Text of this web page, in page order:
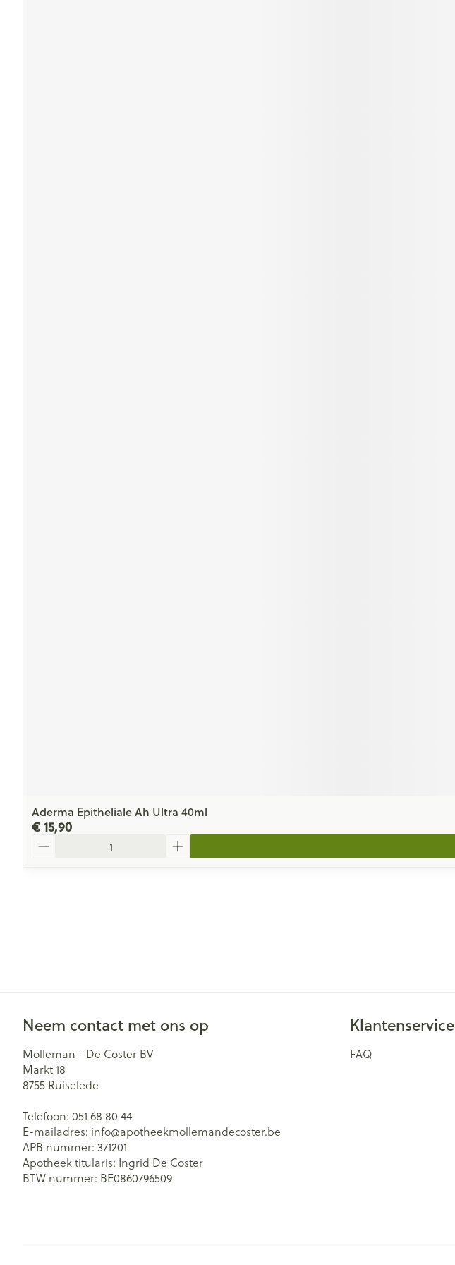
Aderma Epitheliale Ah Ultra 40ml
€ 15,90
Neem contact met ons op
Molleman - De Coster BV
Markt 18
8755 Ruiselede
Telefoon: 051 68 80 44
E-mailadres: info@apotheekmollemandecoster.be
APB nummer: 371201
Apotheek titularis: Ingrid De Coster
BTW nummer: BE0860796509
Klantenservice
FAQ